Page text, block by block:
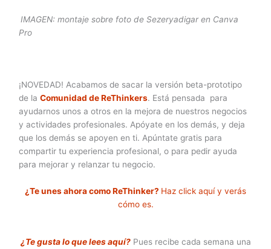
IMAGEN: montaje sobre foto de Sezeryadigar en Canva
Pro
¡NOVEDAD! Acabamos de sacar la versión beta-prototipo
de laComunidad de ReThinkers. Está pensada para
ayudarnos unos a otros en la mejora de nuestros negocios
y actividades profesionales. Apóyate en los demás, y deja
que los demás se apoyen en ti. Apúntate gratis para
compartir tu experiencia profesional, o para pedir ayuda
para mejorar y relanzar tu negocio.
¿Te unes ahora como ReThinker? Haz click aquí y verás
cómo es.
¿Te gusta lo que lees aquí?Pues recibe cada semana una